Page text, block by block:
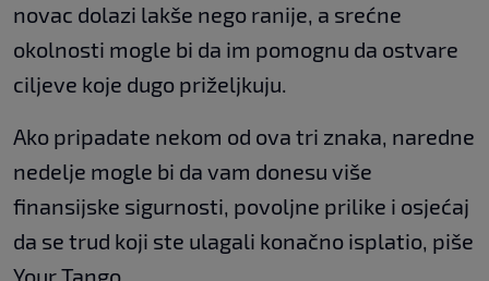
novac dolazi lakše nego ranije, a srećne
okolnosti mogle bi da im pomognu da ostvare
ciljeve koje dugo priželjkuju.
Ako pripadate nekom od ova tri znaka, naredne
nedelje mogle bi da vam donesu više
finansijske sigurnosti, povoljne prilike i osjećaj
da se trud koji ste ulagali konačno isplatio, piše